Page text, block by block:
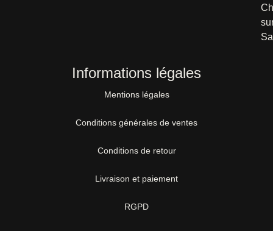
Informations légales
Mentions légales
Conditions générales de ventes
Conditions de retour
Livraison et paiement
RGPD